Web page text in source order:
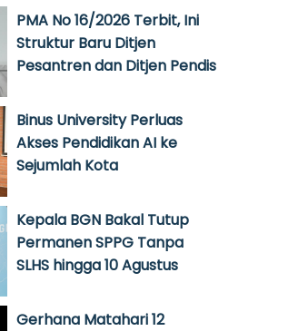
PMA No 16/2026 Terbit, Ini
Struktur Baru Ditjen
Pesantren dan Ditjen Pendis
Binus University Perluas
Akses Pendidikan AI ke
Sejumlah Kota
Kepala BGN Bakal Tutup
Permanen SPPG Tanpa
SLHS hingga 10 Agustus
Gerhana Matahari 12